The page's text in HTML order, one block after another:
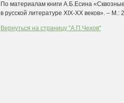
По материалам книги А.Б.Есина
в русской литературе XIX-XX веков». – М.:
Вернуться на страницу "А.П.Чехов"